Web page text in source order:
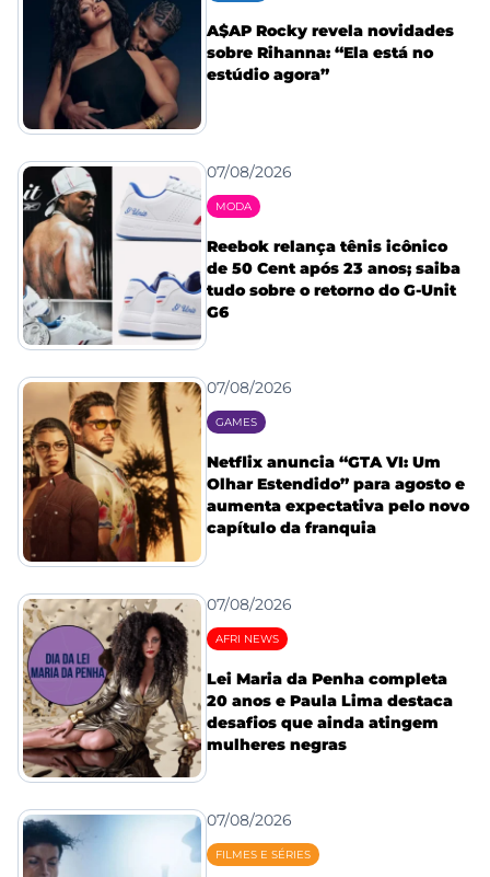
A$AP Rocky revela novidades
sobre Rihanna: “Ela está no
estúdio agora”
07/08/2026
MODA
Reebok relança tênis icônico
de 50 Cent após 23 anos; saiba
tudo sobre o retorno do G-Unit
G6
07/08/2026
GAMES
Netflix anuncia “GTA VI: Um
Olhar Estendido” para agosto e
aumenta expectativa pelo novo
capítulo da franquia
07/08/2026
AFRI NEWS
Lei Maria da Penha completa
20 anos e Paula Lima destaca
desafios que ainda atingem
mulheres negras
07/08/2026
FILMES E SÉRIES